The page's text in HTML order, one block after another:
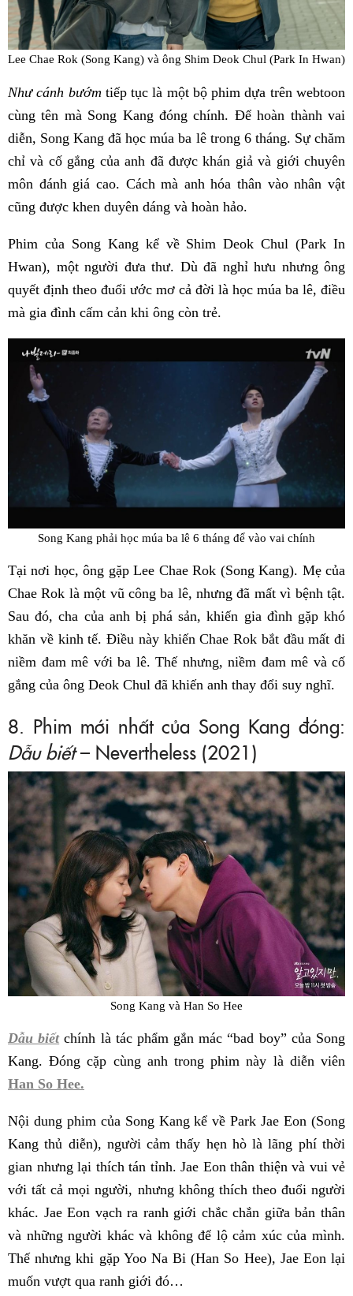
Lee Chae Rok (Song Kang) và ông Shim Deok Chul (Park In Hwan)
Như cánh bướm tiếp tục là một bộ phim dựa trên webtoon
cùng tên mà Song Kang đóng chính. Để hoàn thành vai
diễn, Song Kang đã học múa ba lê trong 6 tháng. Sự chăm
chỉ và cố gắng của anh đã được khán giả và giới chuyên
môn đánh giá cao. Cách mà anh hóa thân vào nhân vật
cũng được khen duyên dáng và hoàn hảo.
Phim của Song Kang kể về Shim Deok Chul (Park In
Hwan), một người đưa thư. Dù đã nghỉ hưu nhưng ông
quyết định theo đuổi ước mơ cả đời là học múa ba lê, điều
mà gia đình cấm cản khi ông còn trẻ.
Song Kang phải học múa ba lê 6 tháng để vào vai chính
Tại nơi học, ông gặp Lee Chae Rok (Song Kang). Mẹ của
Chae Rok là một vũ công ba lê, nhưng đã mất vì bệnh tật.
Sau đó, cha của anh bị phá sản, khiến gia đình gặp khó
khăn về kinh tế. Điều này khiến Chae Rok bắt đầu mất đi
niềm đam mê với ba lê. Thế nhưng, niềm đam mê và cố
gắng của ông Deok Chul đã khiến anh thay đổi suy nghĩ.
8. Phim mới nhất của Song Kang đóng:
Dẫu biết– Nevertheless (2021)
Song Kang và Han So Hee
Dẫu biếtchính là tác phẩm gắn mác “bad boy” của Song
Kang. Đóng cặp cùng anh trong phim này là diễn viên
Han So Hee.
Nội dung phim của Song Kang kể về Park Jae Eon (Song
Kang thủ diễn), người cảm thấy hẹn hò là lãng phí thời
gian nhưng lại thích tán tỉnh. Jae Eon thân thiện và vui vẻ
với tất cả mọi người, nhưng không thích theo đuổi người
khác. Jae Eon vạch ra ranh giới chắc chắn giữa bản thân
và những người khác và không để lộ cảm xúc của mình.
Thế nhưng khi gặp Yoo Na Bi (Han So Hee), Jae Eon lại
muốn vượt qua ranh giới đó…